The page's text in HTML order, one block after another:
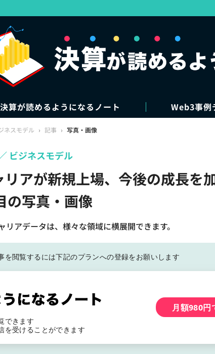
決算が読めるようになるノート Web3事例
ネスモデル › 記事 › 写真・画像
アが新規上場、今後の成長を
の写真・画像
アデータは、様々な領域に横展開できます。
ビジネスモデル
を閲覧するには下記のプランへの登録をお願いします
できます
を受けることができます
月額980円